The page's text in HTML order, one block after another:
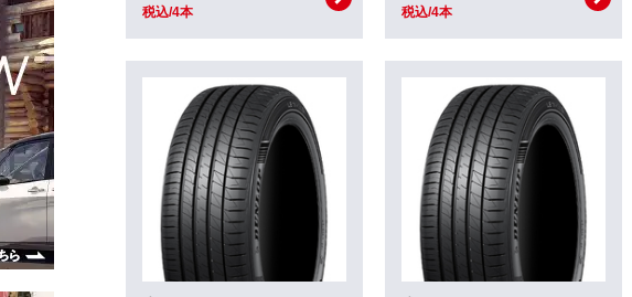
税込/4本 税込/4本